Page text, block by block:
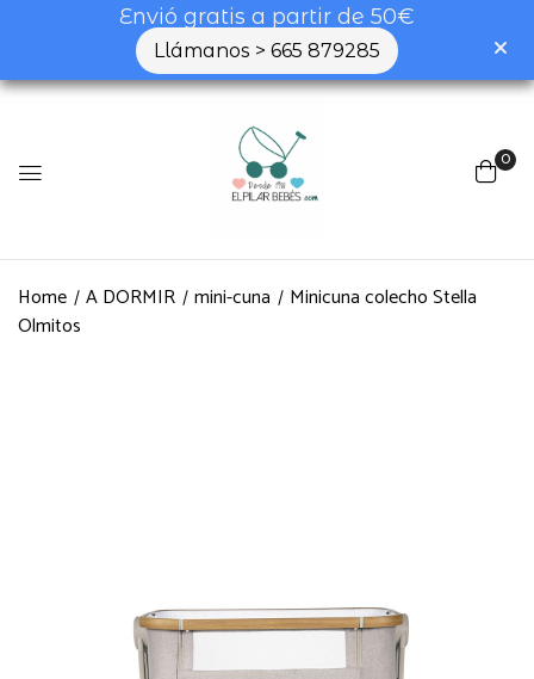
Envió gratis a partir de 50€
Llámanos > 665 879285
0
Home A DORMIR mini-cuna
Minicuna colecho Stella
Olmitos